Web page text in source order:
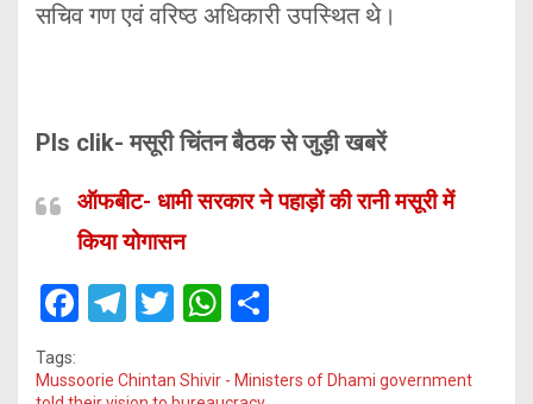
सचिव गण एवं वरिष्ठ अधिकारी उपस्थित थे।
Pls clik- मसूरी चिंतन बैठक से जुड़ी खबरें
ऑफबीट- धामी सरकार ने पहाड़ों की रानी मसूरी में
किया योगासन
F
ce
T
e
T
tt
W
at ar
Tags:
Mussoorie Chintan Shivir - Ministers of Dhami government